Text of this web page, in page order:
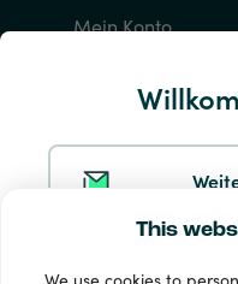
This
We use cookies to
Mein Konto
Service und Hilfe